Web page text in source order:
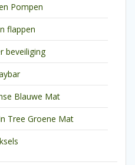
Pompen
flappen
beveiliging
Blauwe Mat
Tree Groene Mat